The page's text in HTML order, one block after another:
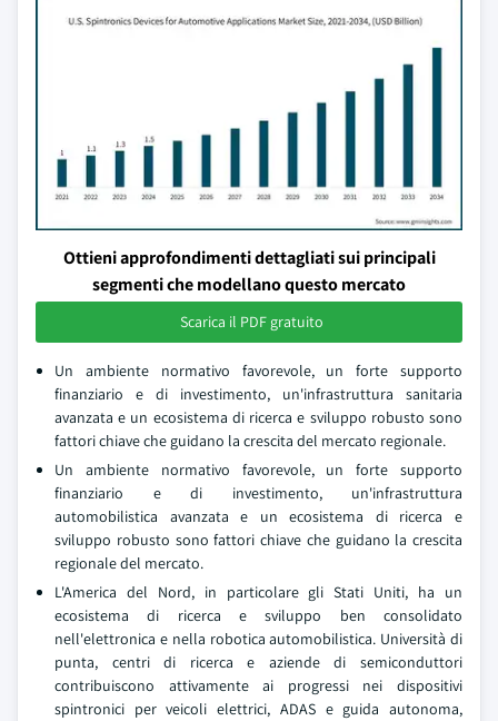
Ottieni approfondimenti dettagliati sui principali
segmenti che modellano questo mercato
Scarica il PDF gratuito
Un ambiente normativo favorevole, un forte supporto
finanziario e di investimento, un'infrastruttura sanitaria
avanzata e un ecosistema di ricerca e sviluppo robusto sono
fattori chiave che guidano la crescita del mercato regionale.
Un ambiente normativo favorevole, un forte supporto
finanziario e di investimento, un'infrastruttura
automobilistica avanzata e un ecosistema di ricerca e
sviluppo robusto sono fattori chiave che guidano la crescita
regionale del mercato.
L'America del Nord, in particolare gli Stati Uniti, ha un
ecosistema di ricerca e sviluppo ben consolidato
nell'elettronica e nella robotica automobilistica. Università di
punta, centri di ricerca e aziende di semiconduttori
contribuiscono attivamente ai progressi nei dispositivi
spintronici per veicoli elettrici, ADAS e guida autonoma,